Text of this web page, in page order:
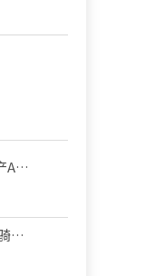
眼
眼